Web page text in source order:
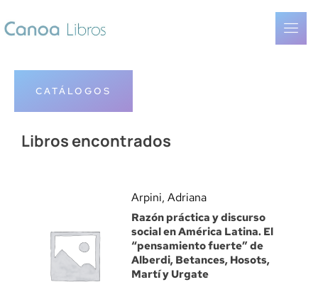
CATÁLOGOS
Libros encontrados
Arpini, Adriana
Razón práctica y discurso
social en América Latina. El
“pensamiento fuerte” de
Alberdi, Betances, Hosots,
Martí y Urgate